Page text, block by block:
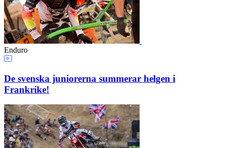
Enduro
De svenska juniorerna summerar helgen i
Frankrike!